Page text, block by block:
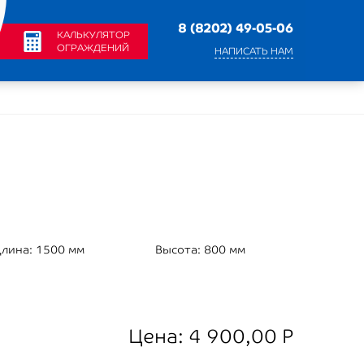
КАЛЬКУЛЯТОР
ОГРАЖДЕНИЙ
8 (8202) 49-05-06
НАПИСАТЬ НАМ
1500 мм Высота: 800 мм
Цена: 4 900,00 Р